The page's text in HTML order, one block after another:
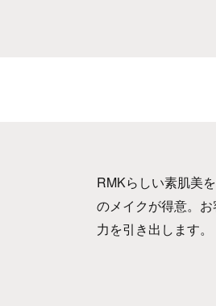
RMKらしい素肌美
のメイクが得意。
力を引き出します。